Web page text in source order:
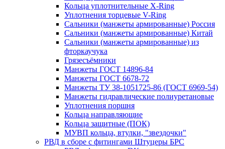
Кольца уплотнительные Х-Ring
Уплотнения торцевые V-Ring
Сальники (манжеты армированные) Россия
Сальники (манжеты армированные) Китай
Сальники (манжеты армированные) из
фторкаучука
Грязесъёмники
Манжеты ГОСТ 14896-84
Манжеты ГОСТ 6678-72
Манжеты ТУ 38-1051725-86 (ГОСТ 6969-54)
Манжеты гидравлические полиуретановые
Уплотнения поршня
Кольца направляющие
Кольца защитные (ПОК)
МУВП кольца, втулки, "звездочки"
РВД в сборе с фитингами Штуцеры БРС